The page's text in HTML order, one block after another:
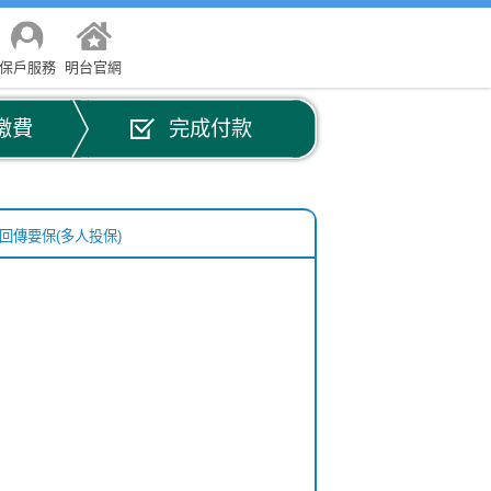
戶服務 明台官網
費 完成付款
傳要保(多人投保)